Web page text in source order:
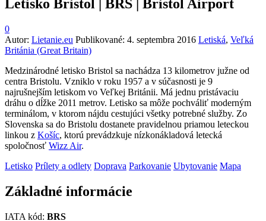
Letisko Bristol | BRS | Bristol Airport
0
Autor: Lietanie.eu Publikované: 4. septembra 2016 Letiská, Veľká
Británia (Great Britain)
Medzinárodné letisko Bristol sa nachádza 13 kilometrov južne od
centra Bristolu. Vzniklo v roku 1957 a v súčasnosti je 9
najrušnejším letiskom vo Veľkej Británii. Má jednu pristávaciu
dráhu o dĺžke 2011 metrov. Letisko sa môže pochváliť moderným
terminálom, v ktorom nájdu cestujúci všetky potrebné služby. Zo
Slovenska sa do Bristolu dostanete pravidelnou priamou leteckou
linkou z Košíc, ktorú prevádzkuje nízkonákladová letecká
spoločnosť Wizz Air.
Letisko Prílety a odlety Doprava Parkovanie Ubytovanie Mapa
Základné informácie
IATA kód: BRS